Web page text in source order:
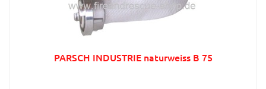
PARSCH INDUSTRIE naturweiss B 75